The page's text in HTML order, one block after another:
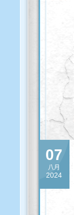
07
八月
2024